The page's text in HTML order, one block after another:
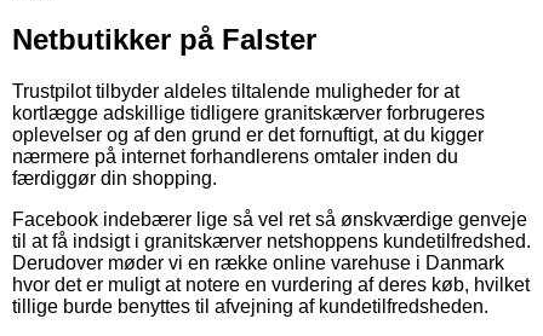
Netbutikker på Falster
Trustpilot tilbyder aldeles tiltalende muligheder for at
kortlægge adskillige tidligere granitskærver forbrugeres
oplevelser og af den grund er det fornuftigt, at du kigger
nærmere på internet forhandlerens omtaler inden du
færdiggør din shopping.
Facebook indebærer lige så vel ret så ønskværdige genveje
til at få indsigt i granitskærver netshoppens kundetilfredshed.
Derudover møder vi en række online varehuse i Danmark
hvor det er muligt at notere en vurdering af deres køb, hvilket
tillige burde benyttes til afvejning af kundetilfredsheden.